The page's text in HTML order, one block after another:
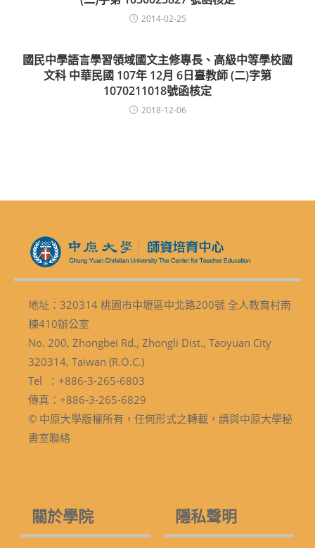
2014-02-25
國民中學語言學習領域國文主修專長、高級中等學校國
文科 中華民國 107年 12月 6日臺教師 (二)字第
1070211018號函核定
2018-12-06
地址：320314 桃園市中壢區中北路200號 全人教育村南
棟410辦公室
No. 200, Zhongbei Rd., Zhongli Dist., Taoyuan City
320314, Taiwan (R.O.C.)
Tel ：+886-3-265-6803
傳真：+886-3-265-6829
© 中原大學版權所有，任何形式之轉載，請與中原大學秘
書室聯絡
關於學院 隱私聲明